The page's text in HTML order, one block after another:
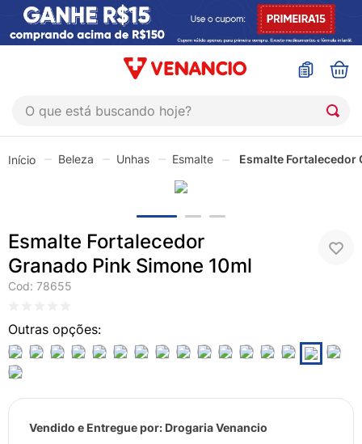
O que está buscando hoje?
Beleza Unhas Esmalte Esmalte Fortalecedor
Esmalte Fortalecedor
Granado Pink Simone 10ml
Cod: 78655
Vendido e Entregue por: Drogaria Venancio
coristina
4
admuc
10 º fralda